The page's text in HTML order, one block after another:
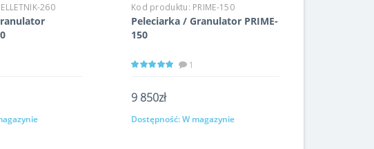
260 Kod produktu: PRIME-150
Peleciarka / Granulator PRIME-
150
1
9 850zł
Kup
Dostępność:W magazynie